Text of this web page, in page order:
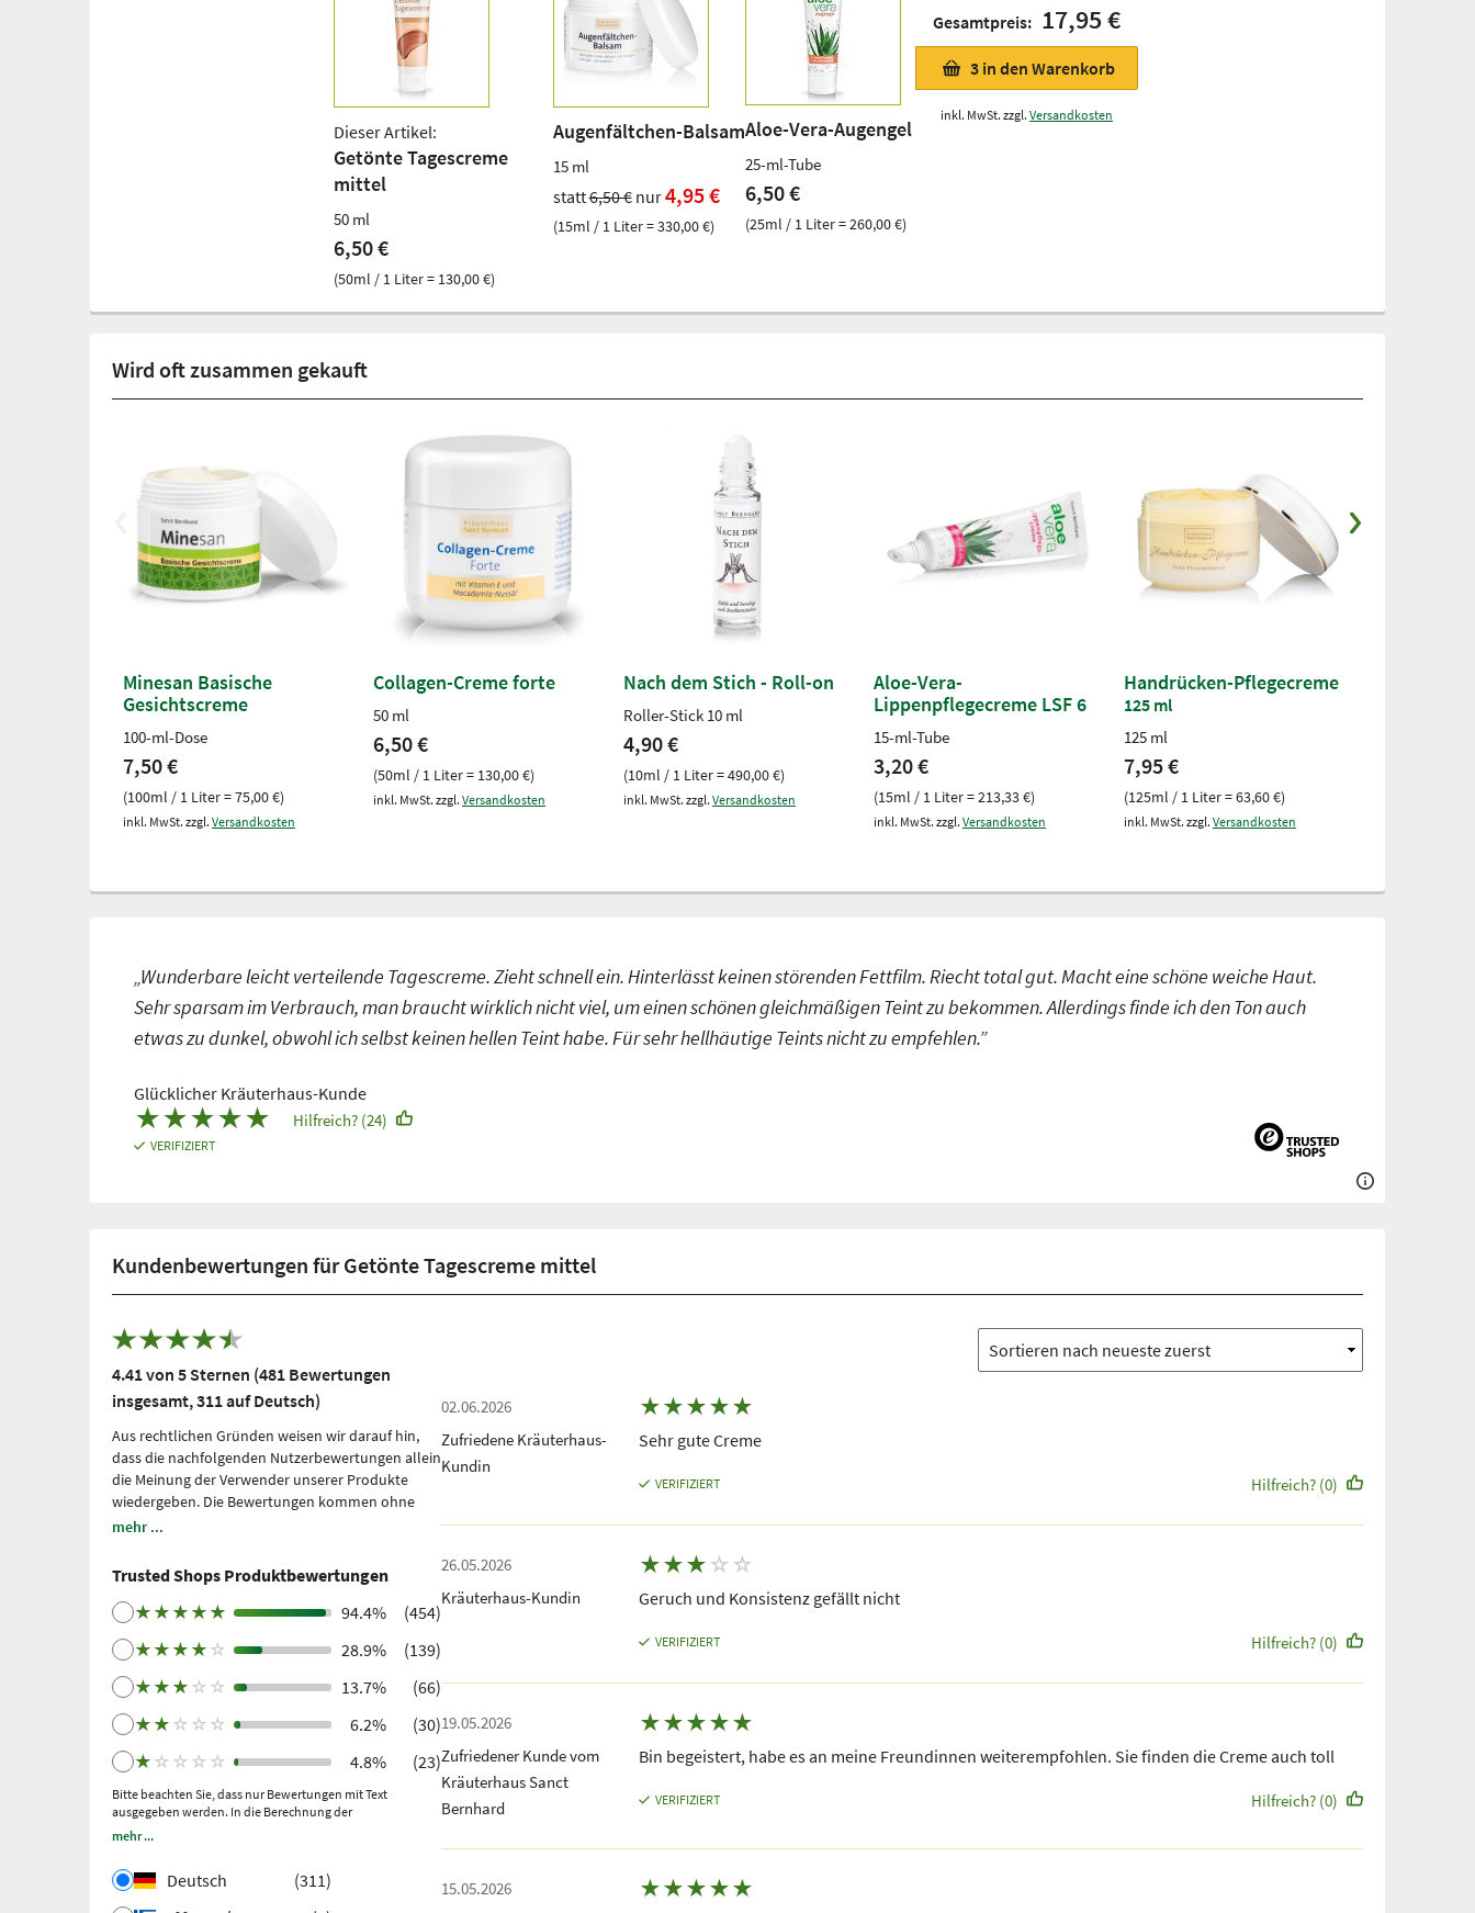
Dieser Artikel:
Getönte Tagescreme
mittel
50 ml
6,50 €
(50ml / 1 Liter = 130,00 €)
Augenfältchen-Balsam
15 ml
statt6,50 €nur4,95 €
(15ml / 1 Liter = 330,00 €)
Aloe-Vera-Augengel
25-ml-Tube
6,50 €
(25ml / 1 Liter = 260,00 €)
Gesamtpreis: 17,95 €
3 in den Warenkorb
inkl. MwSt. zzgl. Versandkosten
Wird oft zusammen gekauft
Minesan Basische
Gesichtscreme
100-ml-Dose
7,50 €
(100ml / 1 Liter = 75,00 €)
inkl. MwSt. zzgl. Versandkosten
Collagen-Creme forte
50 ml
6,50 €
(50ml / 1 Liter = 130,00 €)
inkl. MwSt. zzgl. Versandkosten
Nach dem Stich - Roll-on
Roller-Stick 10 ml
4,90 €
(10ml / 1 Liter = 490,00 €)
inkl. MwSt. zzgl. Versandkosten
Aloe-Vera-
Lippenpflegecreme LSF 6
15-ml-Tube
3,20 €
(15ml / 1 Liter = 213,33 €)
inkl. MwSt. zzgl. Versandkosten
Handrücken-Pflegecreme
125 ml
125 ml
7,95 €
(125ml / 1 Liter = 63,60 €)
inkl. MwSt. zzgl. Versandkosten
„Wunderbare leicht verteilende Tagescreme. Zieht schnell ein. Hinterlässt keinen störenden Fettfilm. Riecht total gut. Macht eine schöne weiche Haut.
Sehr sparsam im Verbrauch, man braucht wirklich nicht viel, um einen schönen gleichmäßigen Teint zu bekommen. Allerdings finde ich den Ton auch
etwas zu dunkel, obwohl ich selbst keinen hellen Teint habe. Für sehr hellhäutige Teints nicht zu empfehlen.”
Glücklicher Kräuterhaus-Kunde
★★★★★
VERIFIZIERT
Hilfreich? (24)
Kundenbewertungen für Getönte Tagescreme mittel
4.41 von 5 Sternen (481 Bewertungen
insgesamt, 311 auf Deutsch)
Aus rechtlichen Gründen weisen wir darauf hin,
dass die nachfolgenden Nutzerbewertungen allein
die Meinung der Verwender unserer Produkte
wiedergeben. Die Bewertungen kommen ohne
unsere Einflussnahme zustande, wir geben sie
sie uns zu eigen zu machen. Bitte beachten Sie: Es
handelt sich um persönliche, individuelle
Erfahrungen, welche nicht durch Studien belegt
Dienstleister seit 2021 für die Einholung von
Bewertungen. Trusted Shops hat Maßnahmen
getroffen, um sicherzustellen, dass es sich um
echte Bewertungen handelt.Mehr Informationen.
einem getätigten Kauf und anschließender
Einladung gesammelt.
mehr ...
Trusted Shops Produktbewertungen
★ ★ ★ ★ ★ 94.4%
(454)
★ ★ ★ ★ ☆ 28.9%
(139)
★ ★ ★ ☆ ☆ 13.7%
(66)
★ ★ ☆ ☆ ☆ 6.2%
(30)
★ ☆ ☆ ☆ ☆ 4.8% (23)
Bitte beachten Sie, dass nur Bewertungen mit Text
ausgegeben werden. In die Berechnung der
Gesamtbewertung fließen auch Sternebewertungen ohne
mehr ...
Deutsch
(311)
02.06.2026
Zufriedene Kräuterhaus-
Kundin
★★★★★
Sehr gute Creme
VERIFIZIERT Hilfreich? (0)
26.05.2026
Kräuterhaus-Kundin
★★★ ☆ ☆
Geruch und Konsistenz gefällt nicht
VERIFIZIERT Hilfreich? (0)
19.05.2026
Zufriedener Kunde vom
Kräuterhaus Sanct
Bernhard
★★★★★
Bin begeistert, habe es an meine Freundinnen weiterempfohlen. Sie finden die Creme auch toll
VERIFIZIERT Hilfreich? (0)
15.05.2026
★★★★★